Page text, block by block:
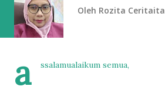
Oleh Rozita Ceritaita
a ssalamualaikum semua,